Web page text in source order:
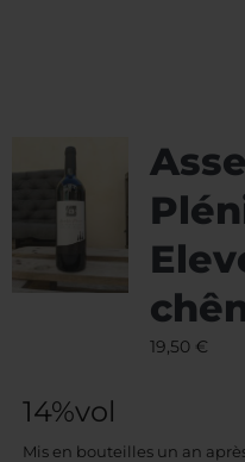
19,50 €
14%vol
Mis en bouteilles un an